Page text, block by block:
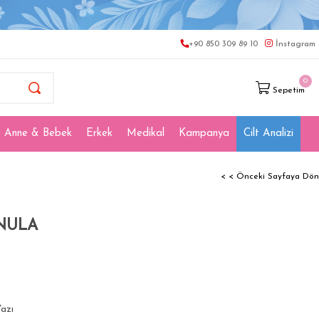
+90 850 309 89 10 İnstagram
Sepetim
0
Anne & Bebek Erkek Medikal Kampanya Cilt Analizi
< < Önceki Sayfaya Dön